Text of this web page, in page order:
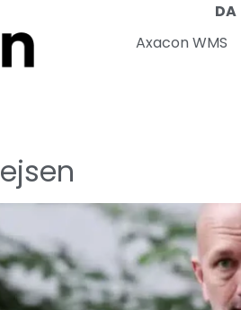
DA
Axacon WMS